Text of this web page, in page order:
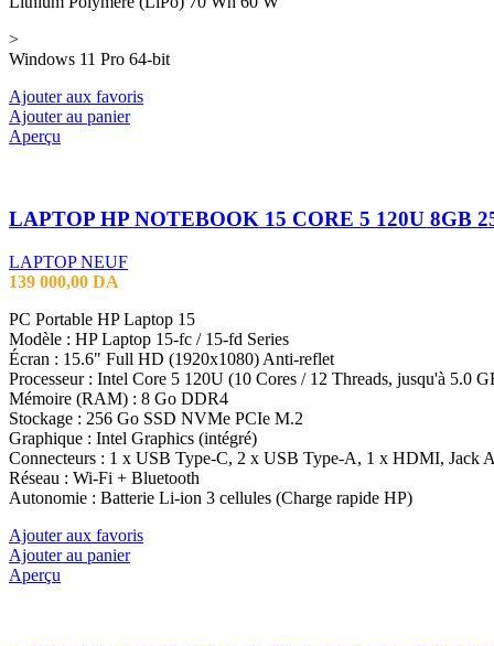
>
Windows 11 Pro 64-bit
Ajouter aux favoris
Ajouter au panier
Aperçu
LAPTOP NEUF
139 000,00 DA
PC Portable HP Laptop 15
Modèle : HP Laptop 15-fc / 15-fd Series
Écran : 15.6" Full HD (1920x1080) Anti-reflet
Processeur : Intel Core 5 120U (10 Cores / 12 Threads, jusqu'à 5.0
Mémoire (RAM) : 8 Go DDR4
Stockage : 256 Go SSD NVMe PCIe M.2
Graphique : Intel Graphics (intégré)
Connecteurs : 1 x USB Type-C, 2 x USB Type-A, 1 x HDMI, Jack
Réseau : Wi-Fi + Bluetooth
Autonomie : Batterie Li-ion 3 cellules (Charge rapide HP)
Ajouter aux favoris
Ajouter au panier
Aperçu